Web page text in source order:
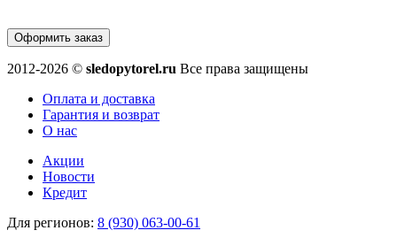
Оформить заказ
2012-2026 © sledopytorel.ru Все права защищены
Оплата и доставка
Гарантия и возврат
О нас
Акции
Новости
Кредит
Для регионов: 8 (930) 063-00-61